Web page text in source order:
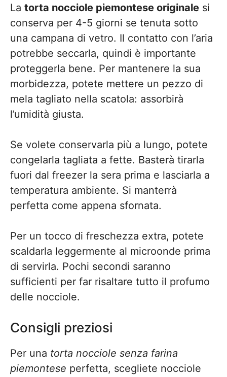
La torta nocciole piemontese originale si
conserva per 4-5 giorni se tenuta sotto
una campana di vetro. Il contatto con l’aria
potrebbe seccarla, quindi è importante
proteggerla bene. Per mantenere la sua
morbidezza, potete mettere un pezzo di
mela tagliato nella scatola: assorbirà
l’umidità giusta.
Se volete conservarla più a lungo, potete
congelarla tagliata a fette. Basterà tirarla
fuori dal freezer la sera prima e lasciarla a
temperatura ambiente. Si manterrà
perfetta come appena sfornata.
Per un tocco di freschezza extra, potete
scaldarla leggermente al microonde prima
di servirla. Pochi secondi saranno
sufficienti per far risaltare tutto il profumo
delle nocciole.
Consigli preziosi
Per una torta nocciole senza farina
piemontese perfetta, scegliete nocciole